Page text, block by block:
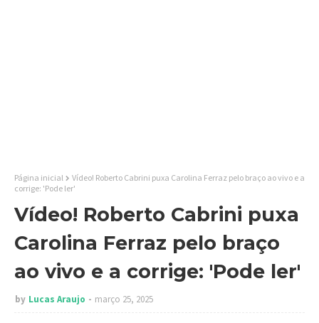
Página inicial
Vídeo! Roberto Cabrini puxa Carolina Ferraz pelo braço ao vivo e a
corrige: 'Pode ler'
Vídeo! Roberto Cabrini puxa
Carolina Ferraz pelo braço
ao vivo e a corrige: 'Pode ler'
by Lucas Araujo março 25, 2025